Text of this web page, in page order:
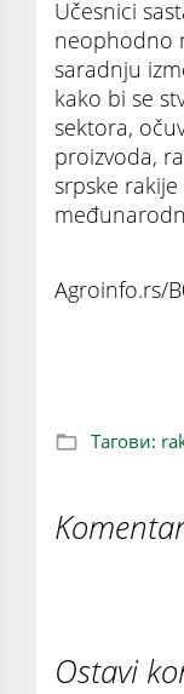
Učesnici
neophodno
saradnju
kako bi se
sektora,
proizvoda,
srpske
Agroinfo.rs/
Тагови:
Ostavi